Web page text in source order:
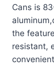
Cans is
the
resistant,